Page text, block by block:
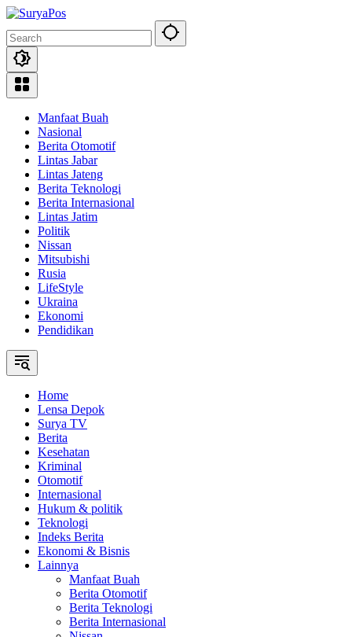
Skip
content
Manfaat Buah
Nasional
Berita Otomotif
Lintas Jabar
Lintas Jateng
Berita Teknologi
Berita Internasional
Lintas Jatim
Politik
Nissan
Mitsubishi
Rusia
LifeStyle
Ukraina
Ekonomi
Pendidikan
Home
Lensa Depok
Surya TV
Berita
Kesehatan
Kriminal
Otomotif
Internasional
Hukum & politik
Teknologi
Indeks Berita
Ekonomi & Bisnis
Lainnya
Manfaat Buah
Berita Otomotif
Berita Teknologi
Berita Internasional